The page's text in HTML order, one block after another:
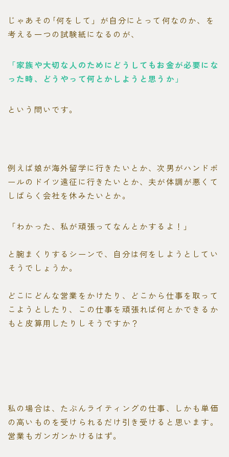
じゃあその｢何をして」が自分にとって何なのか、を
考える一つの試験紙になるのが、
「家族や大切な人のためにどうしてもお金が必要にな
った時、どうやって何とかしようと思うか」
という問いです。
例えば娘が海外留学に行きたいとか、次男がハンドボ
ールのドイツ遠征に行きたいとか、夫が体調が悪くて
しばらく会社を休みたいとか。
「わかった、私が頑張ってなんとかするよ！」
と腕まくりするシーンで、自分は何をしようとしてい
そうでしょうか。
どこにどんな営業をかけたり、どこから仕事を取って
こようとしたり、この仕事を頑張れば何とかできるか
もと皮算用したりしそうですか？
私の場合は、たぶんライティングの仕事、しかも単価
の高いものを受けられるだけ引き受けると思います。
営業もガンガンかけるはず。